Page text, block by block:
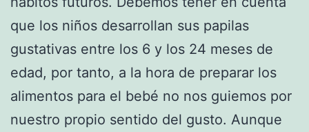
que los niños desarrollan sus papilas
gustativas entre los 6 y los 24 meses de
edad, por tanto, a la hora de preparar los
alimentos para el bebé no nos guiemos por
nuestro propio sentido del gusto. Aunque